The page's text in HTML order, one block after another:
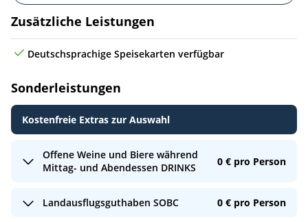
Mi 31.01.29 Miami (Florida), USA 07:00
Zusätzliche Leistungen
Deutschsprachige Speisekarten verfügbar
Sonderleistungen
Kostenfreie Extras zur Auswahl
Offene Weine und Biere während
Mittag- und Abendessen DRINKS
0 € pro Person
Für die 1. und 2. Person in der Kabine eine erlesene
Landausflugsguthaben SOBC 0 € pro Person